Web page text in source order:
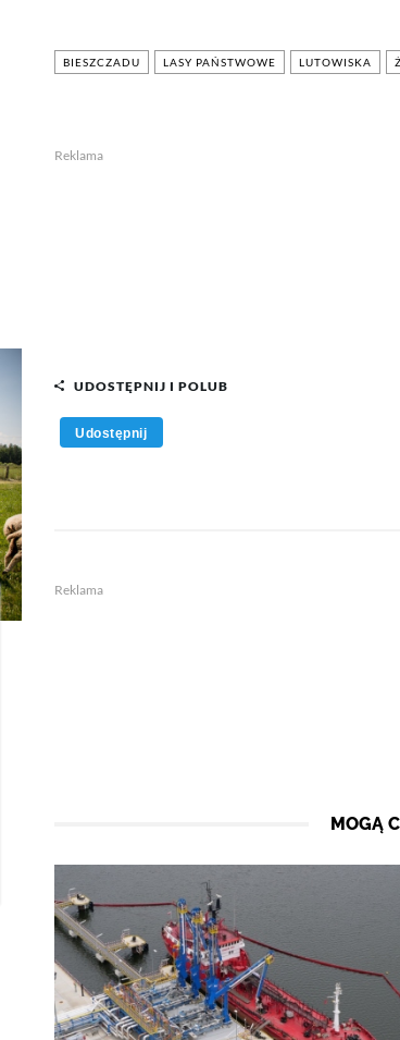
BIESZCZADU LASY PAŃSTWOWE LUTOWISKA
Reklama
UDOSTĘPNIJ I POLUB
Udostępnij
Reklama
MOGĄ